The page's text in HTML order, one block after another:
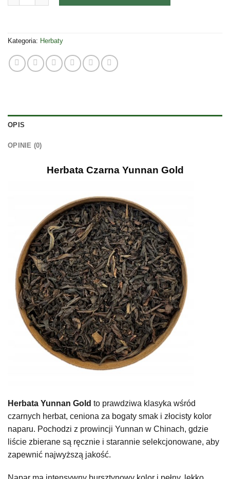
Kategoria: Herbaty
OPIS
OPINIE (0)
Herbata Czarna Yunnan Gold
Herbata Yunnan Gold to prawdziwa klasyka wśród
czarnych herbat, ceniona za bogaty smak i złocisty kolor
naparu. Pochodzi z prowincji Yunnan w Chinach, gdzie
liście zbierane są ręcznie i starannie selekcjonowane, aby
zapewnić najwyższą jakość.